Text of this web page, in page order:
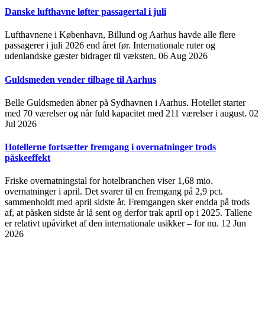
Danske lufthavne løfter passagertal i juli
Lufthavnene i København, Billund og Aarhus havde alle flere
passagerer i juli 2026 end året før. Internationale ruter og
udenlandske gæster bidrager til væksten. 06 Aug 2026
Guldsmeden vender tilbage til Aarhus
Belle Guldsmeden åbner på Sydhavnen i Aarhus. Hotellet starter
med 70 værelser og når fuld kapacitet med 211 værelser i august. 02
Jul 2026
Hotellerne fortsætter fremgang i overnatninger trods
påskeeffekt
Friske overnatningstal for hotelbranchen viser 1,68 mio.
overnatninger i april. Det svarer til en fremgang på 2,9 pct.
sammenholdt med april sidste år. Fremgangen sker endda på trods
af, at påsken sidste år lå sent og derfor trak april op i 2025. Tallene
er relativt upåvirket af den internationale usikker – for nu. 12 Jun
2026